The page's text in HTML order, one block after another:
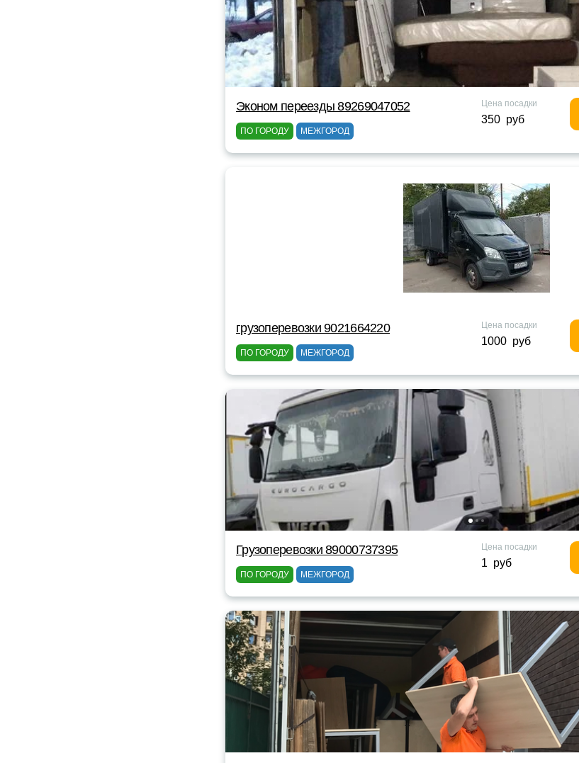
Эконом переезды 89269047052
ПО ГОРОДУ МЕЖГОРОД
Цена посадки
350 руб
грузоперевозки 9021664220
ПО ГОРОДУ МЕЖГОРОД
Цена посадки
1000 руб
Грузоперевозки 89000737395
ПО ГОРОДУ МЕЖГОРОД
Цена посадки
1 руб